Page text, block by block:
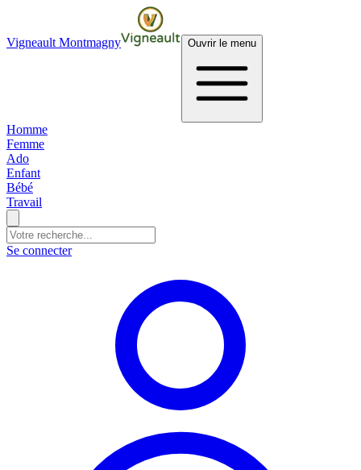
Vigneault Montmagny Ouvrir le menu
Homme
Femme
Ado
Enfant
Bébé
Travail
Se connecter